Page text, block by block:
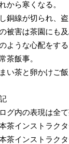
から寒くなる。
銅線が切られ、
被害は茶園にも及
ような心配をす
茶飯事。
い茶と卵かけご
グ内の表現は全
茶インストラクタ
茶インストラク